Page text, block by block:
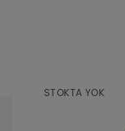
STOKTA YOK